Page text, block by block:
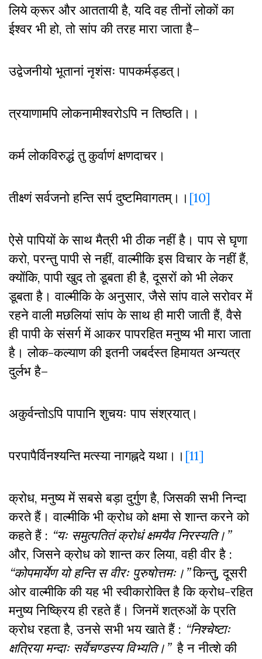
लिये क्रूर और आततायी है,यदि वह तीनों लोकों का
ईश्वर भी हो, तो सांप की तरह मारा जाता है–
उद्वेजनीयो भूतानां नृशंसः पापकर्मड्डत्।
त्रयाणामपि लोकनामीश्वरोऽपि न तिष्ठति।।
कर्म लोकविरुद्धं तु कुर्वाणं क्षणदाचर।
तीक्ष्णं सर्वजनो हन्ति सर्प दुष्टमिवागतम्।। [10]
ऐसे पापियों के साथ मैत्री भी ठीक नहीं है। पाप से घृणा
करो,परन्तु पापी से नहीं,वाल्मीकि इस विचार के नहीं हैं,
क्योंकि,पापी खुद तो डूबता ही है,दूसरों को भी लेकर
डूबता है। वाल्मीकि के अनुसार,जैसे सांप वाले सरोवर में
रहने वाली मछलियां सांप के साथ ही मारी जाती हैं,वैसे
ही पापी के संसर्ग में आकर पापरहित मनुष्य भी मारा जाता
है। लोक-कल्याण की इतनी जबर्दस्त हिमायत अन्यत्र
दुर्लभ है–
अकुर्वन्तोऽपि पापानि शुचयः पाप संश्रयात्।
परपापैर्विनश्यन्ति मत्स्या नागह्नदे यथा।। [11]
क्रोध,मनुष्य में सबसे बड़ा दुर्गुण है,जिसकी सभी निन्दा
करते हैं। वाल्मीकि भी क्रोध को क्षमा से शान्त करने को
कहते हैं : “यः समुत्पतितं क्रोधं क्षमयैव निरस्यति।”
और,जिसने क्रोध को शान्त कर लिया,वही वीर है :
“कोपमार्येण यो हन्ति स वीरः पुरुषोत्तमः।”किन्तु,दूसरी
ओर वाल्मीकि की यह भी स्वीकारोक्ति है कि क्रोध-रहित
मनुष्य निष्क्रिय ही रहते हैं। जिनमें शत्रुओं के प्रति
क्रोध रहता है,उनसे सभी भय खाते हैं : “निश्चेष्टाः
क्षत्रिया मन्दाः सर्वेचण्डस्य विभ्यति।”है न नीत्शे की